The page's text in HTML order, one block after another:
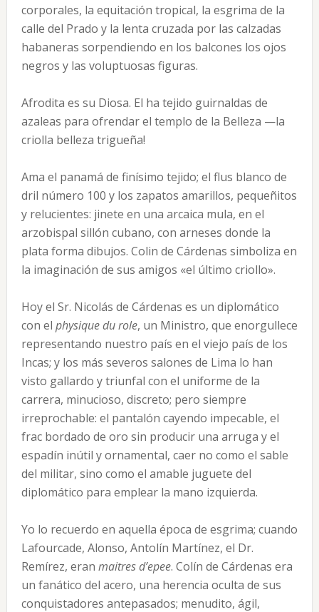
corporales, la equitación tropical, la esgrima de la
calle del Prado y la lenta cruza­da por las calzadas
habaneras sor­pendiendo en los balcones los ojos
negros y las voluptuosas figuras.
Afrodita es su Diosa. El ha te­jido guirnaldas de
azaleas para ofrendar el templo de la Belleza —­la
criolla belleza trigueña!
Ama el panamá de finísimo te­jido; el flus blanco de
dril número 100 y los zapatos amarillos, peque­ñitos
y relucientes: jinete en una arcaica mula, en el
arzobispal sillón cubano, con arneses donde la
plata forma dibujos. Colin de Cárdenas simboliza en
la imaginación de sus amigos «el último criollo».
Hoy el Sr. Nicolás de Cárdenas es un diplomático
con el physique du role, un Ministro, que enorgullece
representando nuestro país en el viejo país de los
Incas; y los más severos salones de Lima lo han
visto gallardo y triunfal con el uniforme de la
carrera, mi­nucioso, discreto; pero siempre
irreprochable: el pan­talón cayendo impecable, el
frac bordado de oro sin producir una arruga y el
espadín inútil y ornamental, caer no como el sable
del militar, sino como el amable juguete del
diplomático para emplear la mano iz­quierda.
Yo lo recuerdo en aquella época de esgrima; cuan­do
Lafourcade, Alonso, Antolín Martínez, el Dr.
Remírez, eran maitres d’epee. Colín de Cárdenas era
un fanático del acero, una herencia oculta de sus
conquis­tadores antepasados; menudito, ágil,